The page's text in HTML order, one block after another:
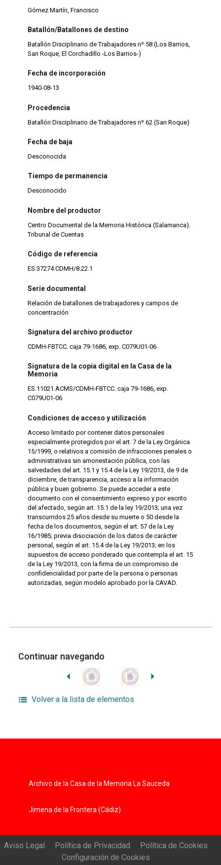
Gómez Martín, Francisco
Batallón/Batallones de destino
Batallón Disciplinario de Trabajadores nº 58 (Los Barrios,
San Roque, El Corchadillo -Los Barrios-)
Fecha de incorporación
1940-08-13
Procedencia
Batallón Disciplinario de Trabajadores nº 62 (San Roque)
Fecha de baja
Desconocida
Tiempo de permanencia
Desconocido
Nombre del productor
Centro Documental de la Memoria Histórica (Salamanca).
Tribunal de Cuentas
Código de referencia
ES.37274.CDMH/8.22.1
Serie documental
Relación de batallones de trabajadores y campos de
concentración
Signatura del archivo productor
CDMH-FBTCC. caja 79-1686, exp. C079U01-06
Signatura de la copia digital en la Casa de la
Memoria
ES.11021.ACMS/CDMH-FBTCC. caja 79-1686, exp.
C079U01-06
Condiciones de acceso y utilización
Acceso limitado por contener datos personales
especialmente protegidos por el art. 7 de la Ley Orgánica
15/1999, o relativos a comisión de infracciones penales o
administrativas sin amonestación pública, con las
salvedades del art. 15.1 y 15.4 de la Ley 19/2013, de 9 de
diciembre, de transparencia, acceso a la información
pública y buen gobierno. Se puede acceder a este
documento con el consentimiento expreso y por escrito
del afectado, según art. 15.1 de la ley 19/2013; una vez
transcurridos 25 años desde su muerte o 50 desde la
fecha de los documentos, según el art. 57 de la Ley
16/1985; previa disociación de los datos de carácter
personal, según el art. 15.4 de la Ley 19/2013; en los
supuestos de acceso ponderado que contempla el art. 15
de la Ley 19/2013, con la firma de un compromiso de
confidencialidad por parte de la persona o personas
autorizadas, según modelo aprobado por la CAVAD.
Continuar navegando
Volver a la lista de elementos
Archivo de la Casa de la Memoria La Sauceda
Jimena de la Frontera (Cádiz)
Aviso Legal Política de Privacidad
Política de Cookies
Configuración de Cookies